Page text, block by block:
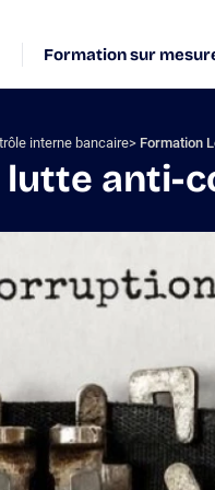
Formation sur
interne bancaire Formation
lutte